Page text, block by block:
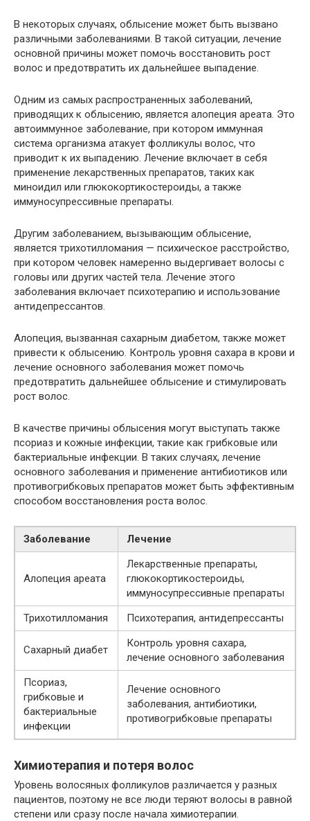
В некоторых случаях, облысение может быть вызвано
различными заболеваниями. В такой ситуации, лечение
основной причины может помочь восстановить рост
волос и предотвратить их дальнейшее выпадение.
Одним из самых распространенных заболеваний,
приводящих к облысению, является алопеция ареата. Это
автоиммунное заболевание, при котором иммунная
система организма атакует фолликулы волос, что
приводит к их выпадению. Лечение включает в себя
применение лекарственных препаратов, таких как
миноидил или глюкокортикостероиды, а также
иммуносупрессивные препараты.
Другим заболеванием, вызывающим облысение,
является трихотилломания — психическое расстройство,
при котором человек намеренно выдергивает волосы с
головы или других частей тела. Лечение этого
заболевания включает психотерапию и использование
антидепрессантов.
Алопеция, вызванная сахарным диабетом, также может
привести к облысению. Контроль уровня сахара в крови и
лечение основного заболевания может помочь
предотвратить дальнейшее облысение и стимулировать
рост волос.
В качестве причины облысения могут выступать также
псориаз и кожные инфекции, такие как грибковые или
бактериальные инфекции. В таких случаях, лечение
основного заболевания и применение антибиотиков или
противогрибковых препаратов может быть эффективным
способом восстановления роста волос.
Заболевание Лечение
Алопеция ареата
Лекарственные препараты,
глюкокортикостероиды,
иммуносупрессивные препараты
Трихотилломания
Психотерапия, антидепрессанты
Сахарный диабет
Контроль уровня сахара,
лечение основного заболевания
Псориаз,
грибковые и
бактериальные
инфекции
Лечение основного
заболевания, антибиотики,
противогрибковые препараты
Химиотерапия и потеря волос
Уровень волосяных фолликулов различается у разных
пациентов, поэтому не все люди теряют волосы в равной
степени или сразу после начала химиотерапии.